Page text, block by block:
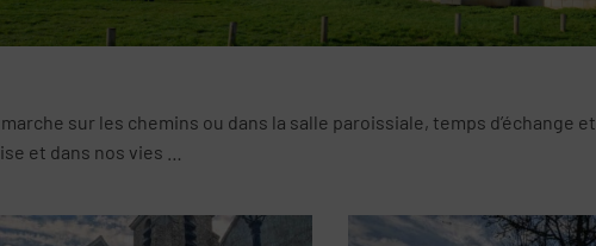
sur les chemins ou dans la salle paroissiale, temps d’échange et
et dans nos vies …